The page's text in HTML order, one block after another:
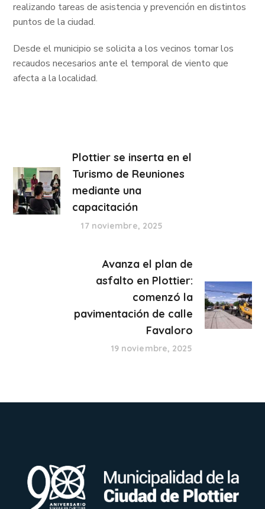
realizando tareas de asistencia y prevención en distintos
puntos de la ciudad.
Desde el municipio se solicita a los vecinos tomar los
recaudos necesarios ante el temporal de viento que
afecta a la localidad.
Plottier se inserta en el
Turismo de Reuniones
mediante una
capacitación
17 noviembre, 2025
Avanza el plan de
asfalto en Plottier:
comenzó la
pavimentación de calle
Favaloro
19 noviembre, 2025